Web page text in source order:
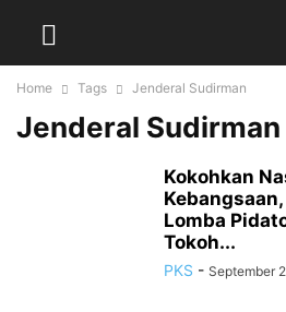
Home Tags Jenderal Sudirman
Jenderal Sudirman
Kokohkan
Lomba
Tokoh...
PKS - September